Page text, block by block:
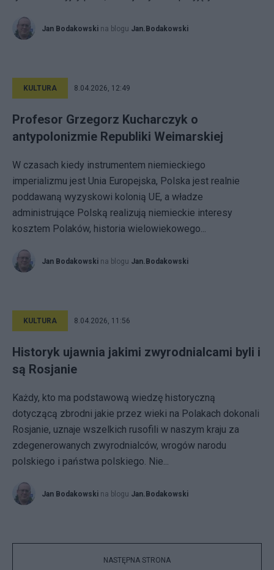
Jan Bodakowski na blogu Jan.Bodakowski
KULTURA 8.04.2026, 12:49
Profesor Grzegorz Kucharczyk o
antypolonizmie Republiki Weimarskiej
W czasach kiedy instrumentem niemieckiego
imperializmu jest Unia Europejska, Polska jest realnie
poddawaną wyzyskowi kolonią UE, a władze
administrujące Polską realizują niemieckie interesy
kosztem Polaków, historia wielowiekowego...
Jan Bodakowski na blogu Jan.Bodakowski
KULTURA 8.04.2026, 11:56
Historyk ujawnia jakimi zwyrodnialcami byli i
są Rosjanie
Każdy, kto ma podstawową wiedzę historyczną
dotyczącą zbrodni jakie przez wieki na Polakach dokonali
Rosjanie, uznaje wszelkich rusofili w naszym kraju za
zdegenerowanych zwyrodnialców, wrogów narodu
polskiego i państwa polskiego. Nie...
Jan Bodakowski na blogu Jan.Bodakowski
NASTĘPNA STRONA